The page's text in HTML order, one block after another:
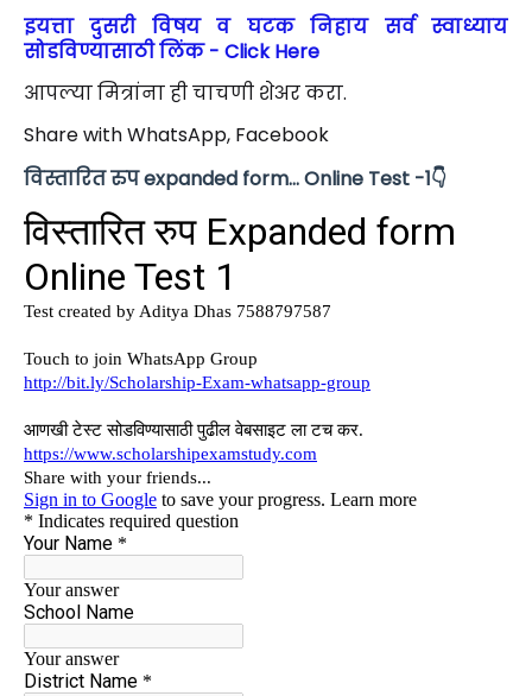
इयत्ता दुसरी विषय व घटक निहाय सर्व स्वाध्याय
सोडविण्यासाठी लिंक - Click Here
आपल्या मित्रांना ही चाचणी शेअर करा.
Share with WhatsApp, Facebook
विस्तारित रुप expanded form... Online Test -1👇